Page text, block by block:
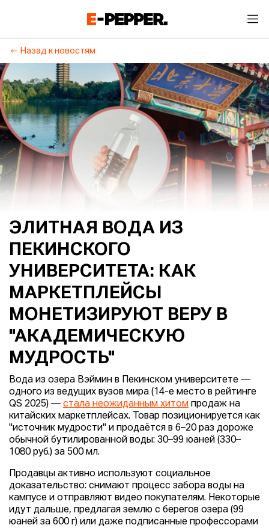
Назад к новостям
ЭЛИТНАЯ ВОДА ИЗ
ПЕКИНСКОГО
УНИВЕРСИТЕТА: КАК
МАРКЕТПЛЕЙСЫ
МОНЕТИЗИРУЮТ ВЕРУ В
"АКАДЕМИЧЕСКУЮ
МУДРОСТЬ"
Вода из озера Вэймин в Пекинском университете —
одного из ведущих вузов мира (14-е место в рейтинге
QS 2025) — стала неожиданным хитом продаж на
китайских маркетплейсах. Товар позиционируется как
"источник мудрости" и продаётся в 6–20 раз дороже
обычной бутилированной воды: 30–99 юаней (330–
1080 руб.) за 500 мл.
Продавцы активно используют социальное
доказательство: снимают процесс забора воды на
кампусе и отправляют видео покупателям. Некоторые
идут дальше, предлагая землю с берегов озера (99
юаней за 600 г) или даже подписанные профессорами